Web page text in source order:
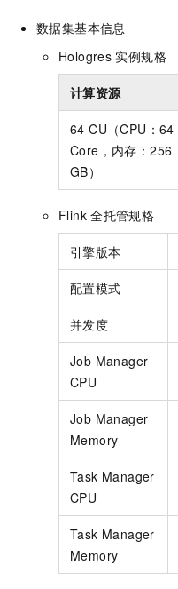
数据集基本信息
Hologres 实例规格
计算资源
64 CU（CPU：64
Core，内存：256
GB）
Flink 全托管规格
引擎版本
配置模式
并发度
Job Manager
CPU
Job Manager
Memory
Task Manager
CPU
Task Manager
Memory